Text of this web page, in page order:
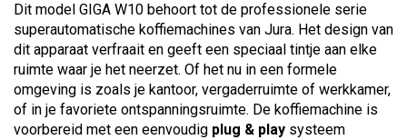
Dit model GIGA W10 behoort tot de professionele serie
superautomatische koffiemachines van Jura. Het design van
dit apparaat verfraait en geeft een speciaal tintje aan elke
ruimte waar je het neerzet. Of het nu in een formele
omgeving is zoals je kantoor, vergaderruimte of werkkamer,
of in je favoriete ontspanningsruimte. De koffiemachine is
voorbereid met een eenvoudig plug & play systeem